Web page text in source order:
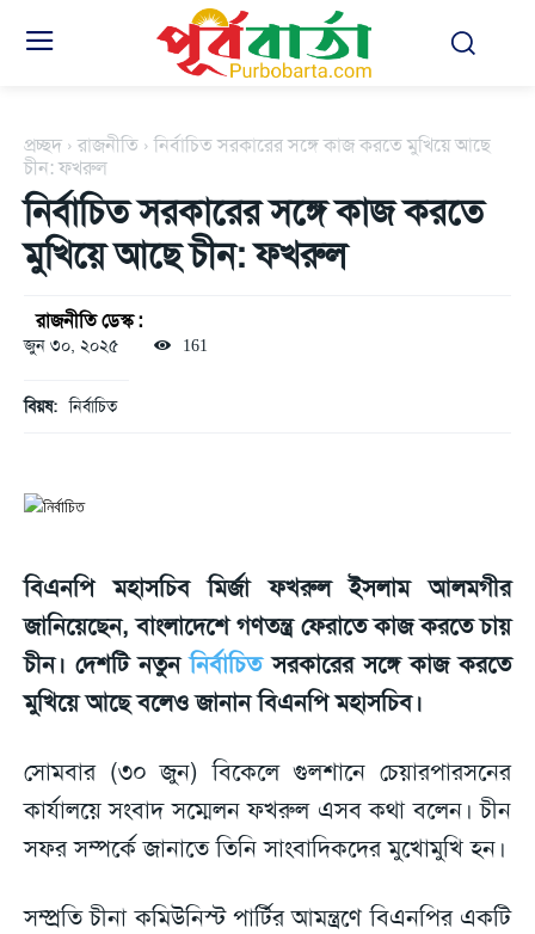
প্রচ্ছদ রাজনীতি
নির্বাচিত সরকারের সঙ্গে কাজ করতে মুখিয়ে আছে
চীন: ফখরুল
নির্বাচিত সরকারের সঙ্গে কাজ করতে
মুখিয়ে আছে চীন: ফখরুল
রাজনীতি ডেস্ক :
জুন ৩০, ২০২৫ 161
বিয়ষ: নির্বাচিত
বিএনপি মহাসচিব মির্জা ফখরুল ইসলাম আলমগীর
জানিয়েছেন, বাংলাদেশে গণতন্ত্র ফেরাতে কাজ করতে চায়
চীন। দেশটি নতুননির্বাচিতসরকারের সঙ্গে কাজ করতে
মুখিয়ে আছে বলেও জানান বিএনপি মহাসচিব।
সোমবার (৩০ জুন) বিকেলে গুলশানে চেয়ারপারসনের
কার্যালয়ে সংবাদ সম্মেলন ফখরুল এসব কথা বলেন। চীন
সফর সম্পর্কে জানাতে তিনি সাংবাদিকদের মুখোমুখি হন।
সম্প্রতি চীনা কমিউনিস্ট পার্টির আমন্ত্রণে বিএনপির একটি